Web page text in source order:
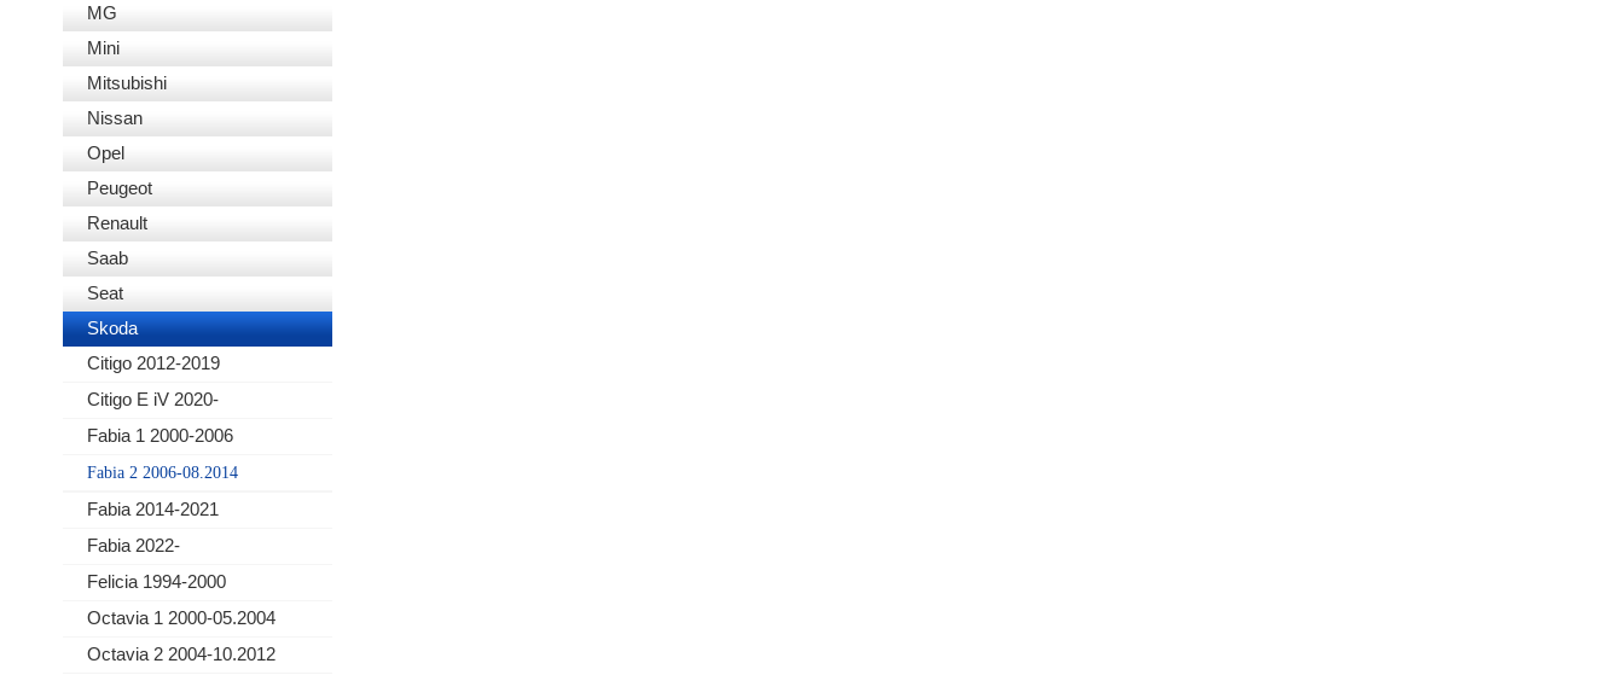
MG
Mini
Mitsubishi
Nissan
Opel
Peugeot
Renault
Saab
Seat
Skoda
Citigo 2012-2019
Citigo E iV 2020-
Fabia 1 2000-2006
Fabia 2 2006-08.2014
Fabia 2014-2021
Fabia 2022-
Felicia 1994-2000
Octavia 1 2000-05.2004
Octavia 2 2004-10.2012